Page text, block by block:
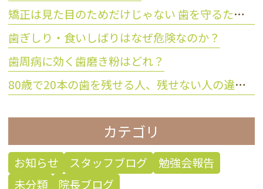
矯正は見た目のためだけじゃない 歯を守るために大切な理由とは？
歯ぎしり・食いしばりはなぜ危険なのか？
歯周病に効く歯磨き粉はどれ？
80歳で20本の歯を残せる人、残せない人の違いとは？
カテゴリ
お知らせ スタッフブログ
勉強会報告
未分類
院長ブログ